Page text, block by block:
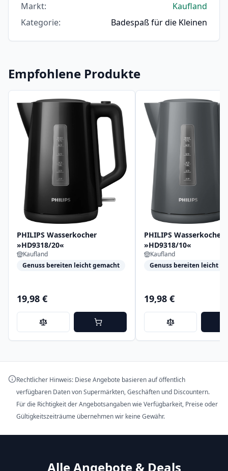
Markt:
Kaufland
Kategorie: Badespaß für die Kleinen
Empfohlene Produkte
PHILIPS Wasserkocher
»HD9318/20«
Kaufland
Genuss bereiten leicht gemacht
19,98 €
PHILIPS Wasserkocher
»HD9318/10«
Kaufland
Genuss bereiten leicht
19,98 €
Rechtlicher Hinweis: Diese Angebote basieren auf öffentlich
verfügbaren Daten von Supermärkten, Geschäften und Discountern.
Für die Richtigkeit der Angebotsangaben wie Verfügbarkeit, Preise oder
Gültigkeitszeiträume übernehmen wir keine Gewähr.
Alle Angebote & Deals